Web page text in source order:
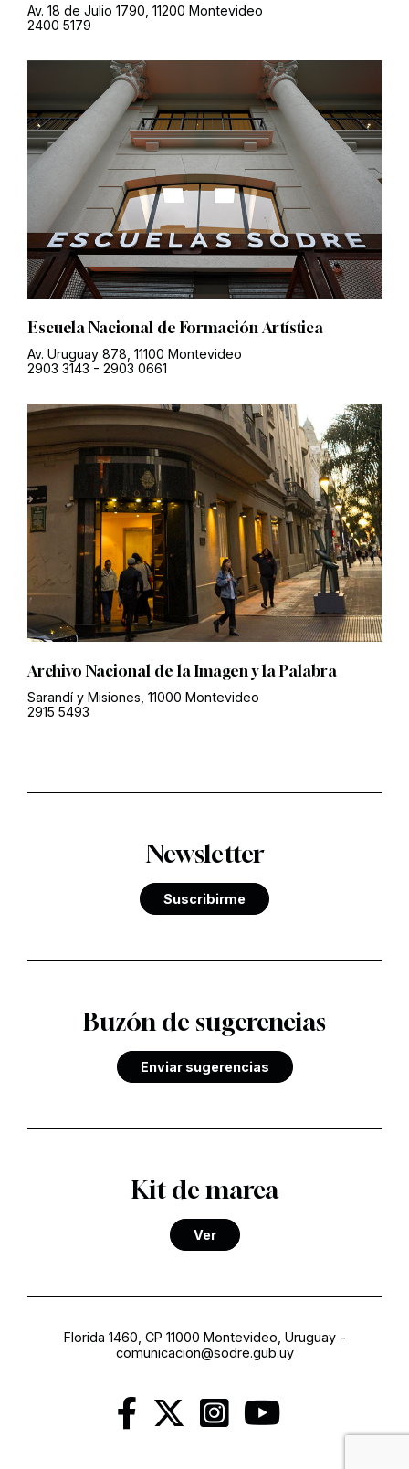
Av. 18 de Julio 1790, 11200 Montevideo
2400 5179
Escuela Nacional de Formación Artística
Av. Uruguay 878, 11100 Montevideo
2903 3143 - 2903 0661
Archivo Nacional de la Imagen y la Palabra
Sarandí y Misiones, 11000 Montevideo
2915 5493
Newsletter
Suscribirme
Buzón de sugerencias
Enviar sugerencias
Kit de marca
Ver
Florida 1460, CP 11000 Montevideo, Uruguay-
comunicacion@sodre.gub.uy